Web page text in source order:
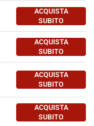
ACQUISTA
SUBITO
ACQUISTA
SUBITO
ACQUISTA
SUBITO
PER BARIACQUISTA
SUBITO